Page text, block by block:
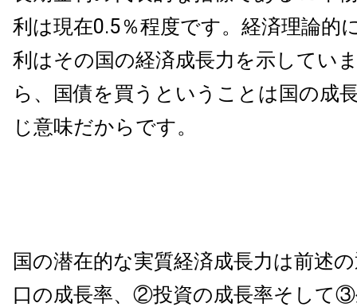
利は現在0.5％程度です。経済理論的
利はその国の経済成長力を示してい
ら、国債を買うということは国の成
じ意味だからです。
国の潜在的な実質経済成長力は前述
口の成長率、②投資の成長率そして